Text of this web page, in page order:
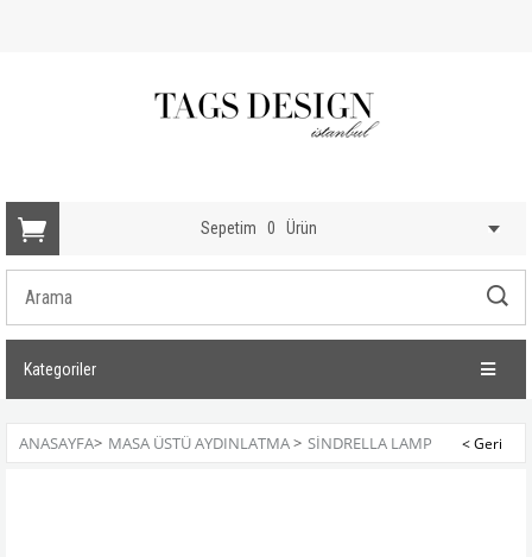
Sepetim 0 Ürün
Kategoriler
ANASAYFA> MASA ÜSTÜ AYDINLATMA> SINDRELLA LAMP